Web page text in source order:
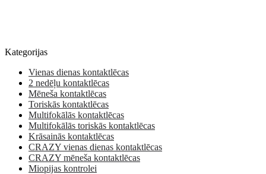
Kategorijas
Vienas dienas kontaktlēcas
2 nedēļu kontaktlēcas
Mēneša kontaktlēcas
Toriskās kontaktlēcas
Multifokālās kontaktlēcas
Multifokālās toriskās kontaktlēcas
Krāsainās kontaktlēcas
CRAZY vienas dienas kontaktlēcas
CRAZY mēneša kontaktlēcas
Miopijas kontrolei